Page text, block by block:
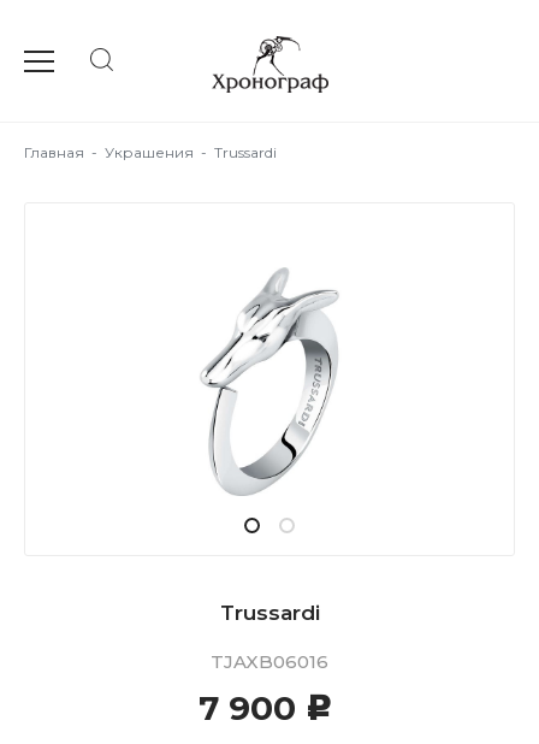
Главная - Украшения - Trussardi
Trussardi
TJAXB06016
7 900 c